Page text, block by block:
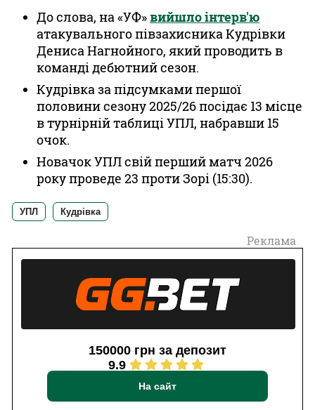
До слова, на «УФ»вийшло інтерв'ю
атакувального півзахисника Кудрівки
Дениса Нагнойного, який проводить в
команді дебютний сезон.
Кудрівка за підсумками першої
половини сезону 2025/26 посідає 13 місце
в турнірній таблиці УПЛ, набравши 15
очок.
Новачок УПЛ свій перший матч 2026
року проведе 23 проти Зорі (15:30).
УПЛ Кудрівка
Реклама
150000 грн за депозит
9.9
На сайт